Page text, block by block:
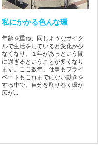
私にかかる色んな環
年齢を重ね、同じようなサイク
ルで生活をしていると変化が少
なくなり、１年があっという間
に過ぎるということが多くなり
ます。ここ数年、仕事もプライ
ベートもこれまでにない動きを
する中で、自分を取り巻く環が
広が...